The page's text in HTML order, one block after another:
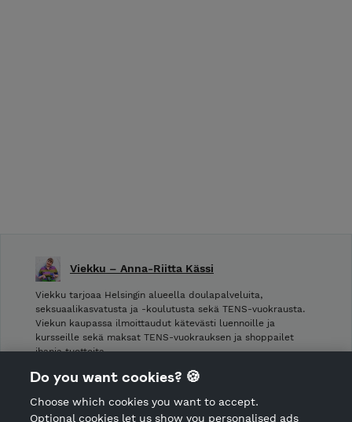
Viekku – Anna-Riitta Kässi
Viekku tarjoaa Helsingin alueella doulapalveluita,
seksuaalikasvatusta ja -koulutusta sekä TENS-vuokrausta.
Viekun kaupassa ilmoittaudut kätevästi luennoille ja
kursseille sekä maksat TENS-vuokrauksen ja shoppailet
ihania tuotteita.
Shop Terms and Conditions
CANCEL ORDER
Do you want cookies? 🍪
Choose which cookies you want to accept.
Optional cookies let us show you personalised ads